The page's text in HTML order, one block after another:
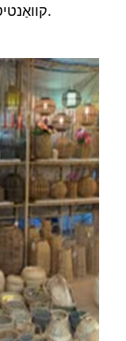
קוואַנטיטי און קאַמפּלעקסיטי פון די פּרויעקט.